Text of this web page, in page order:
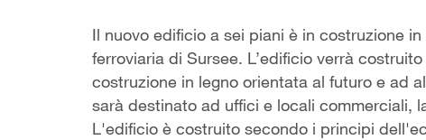
Il nuovo edificio a sei piani è in costruzione
ferroviaria di Sursee. L’edificio verrà
costruzione in legno orientata al futuro e ad
sarà destinato ad uffici e locali commerciali,
L'edificio è costruito secondo i principi